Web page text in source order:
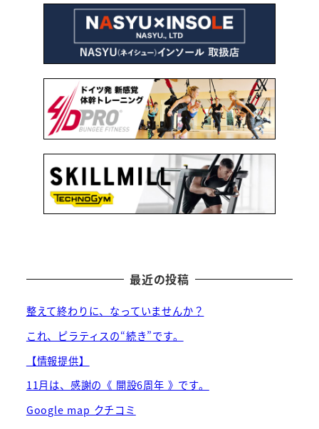
最近の投稿
整えて終わりに、なっていませんか？
これ、ピラティスの“続き”です。
【情報提供】
11月は、感謝の《 開設6周年 》です。
Google map クチコミ